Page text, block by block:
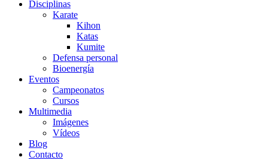
Disciplinas
Karate
Kihon
Katas
Kumite
Defensa personal
Bioenergía
Eventos
Campeonatos
Cursos
Multimedia
Imágenes
Vídeos
Blog
Contacto